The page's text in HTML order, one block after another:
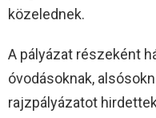
közelednek.
A pályázat részeként
óvodásoknak,
rajzpályázatot